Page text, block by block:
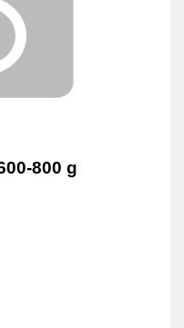
800 g